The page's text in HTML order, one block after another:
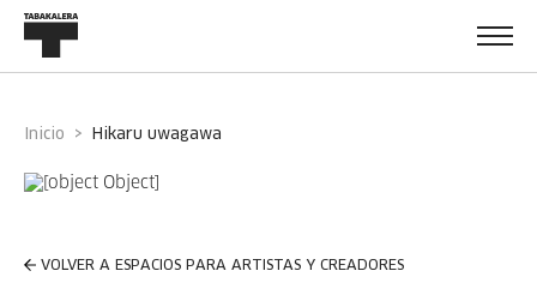
Inicio hikaru uwagawa
VOLVER A ESPACIOS PARA ARTISTAS Y CREADORES